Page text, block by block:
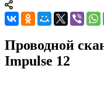
Проводной
Impulse 12